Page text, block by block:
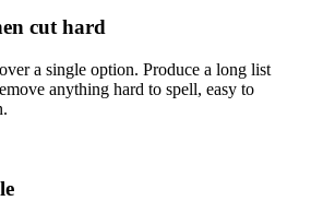
cut hard
a single option. Produce a long list
anything hard to spell, easy to